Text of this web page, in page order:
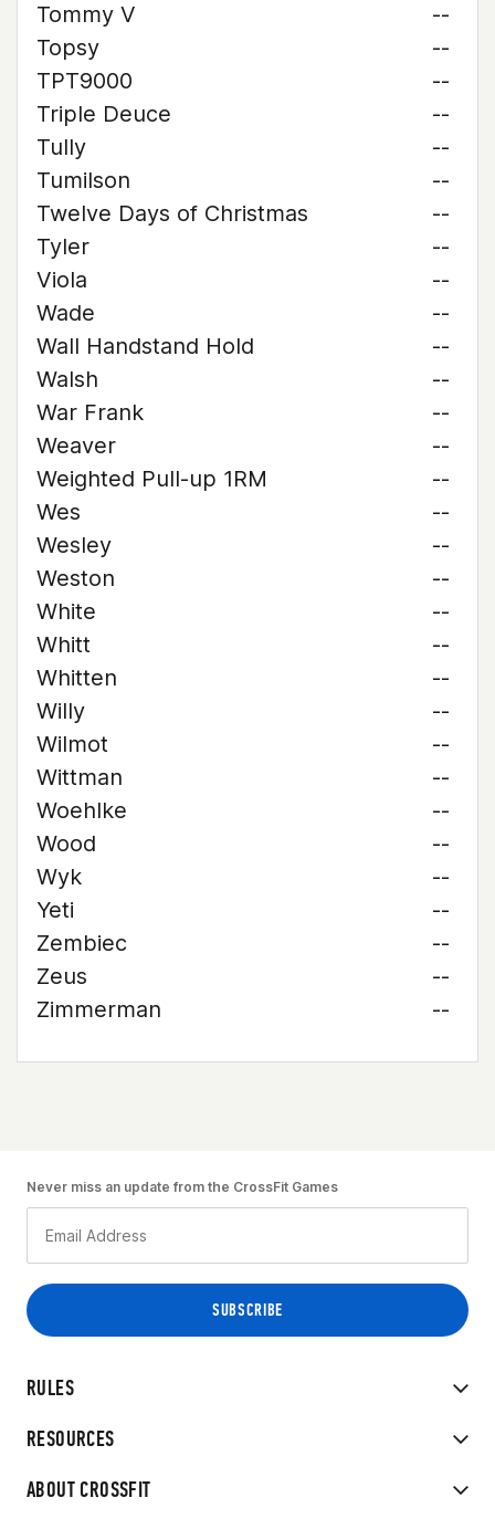
Tommy V
--
Topsy
--
TPT9000
--
Triple Deuce
--
Tully
--
Tumilson
--
Twelve Days of Christmas
--
Tyler
--
Viola
--
Wade
--
Wall Handstand Hold
--
Walsh
--
War Frank
--
Weaver
--
Weighted Pull-up 1RM
--
Wes
--
Wesley
--
Weston
--
White
--
Whitt
--
Whitten
--
Willy
--
Wilmot
--
Wittman
--
Woehlke
--
Wood
--
Wyk
--
Yeti
--
Zembiec
--
Zeus
--
Zimmerman
--
RULES
RESOURCES
ABOUT CROSSFIT
Never miss an update from the CrossFit Games